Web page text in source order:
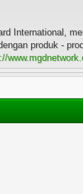
International,
produk -